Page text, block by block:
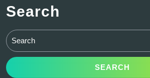
Search
Search
for: